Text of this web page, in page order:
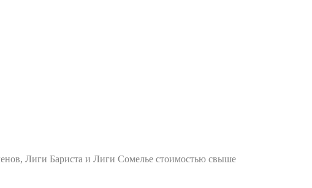
Лиги Бариста и Лиги Сомелье стоимостью свыше